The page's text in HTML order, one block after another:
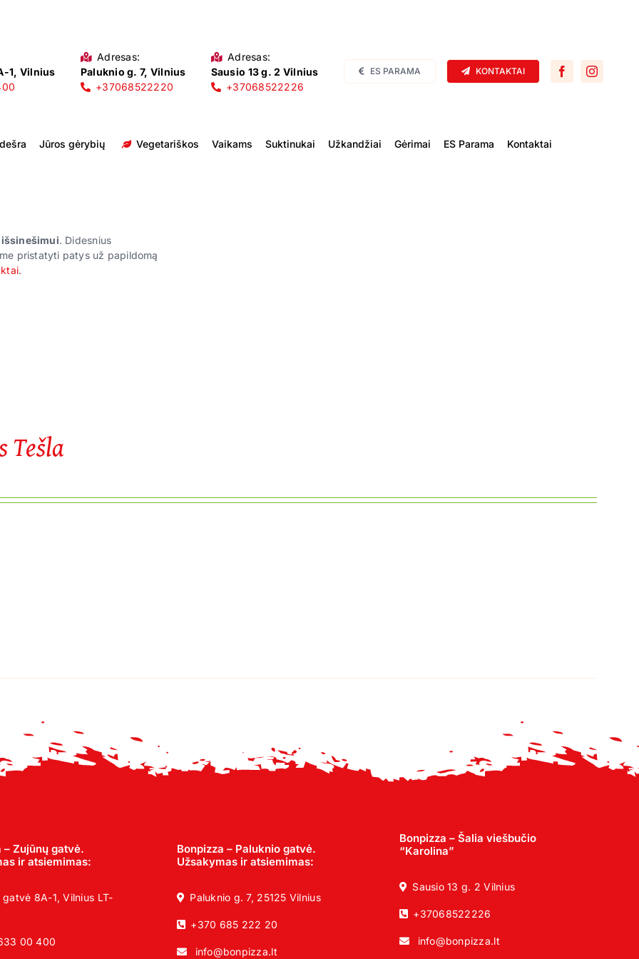
1, Vilnius
Adresas:
Paluknio g. 7, Vilnius
+37068522220
Adresas:
Sausio 13 g. 2 Vilnius
+37068522226
ES PARAMA KONTAKTAI
Jūros gėrybių Vegetariškos Vaikams Suktinukai Užkandžiai Gėrimai ES Parama Kontaktai
. Didesnius
pristatyti patys už papildomą
.
Tešla
– Zujūnų gatvė.
ir atsiemimas:
gatvė 8A-1, Vilnius LT-
00 400
Bonpizza – Paluknio gatvė.
Užsakymas ir atsiemimas:
Paluknio g. 7, 25125 Vilnius
+370 685 222 20
info@bonpizza.lt
Bonpizza – Šalia viešbučio
“Karolina”
Sausio 13 g. 2 Vilnius
+37068522226
info@bonpizza.lt